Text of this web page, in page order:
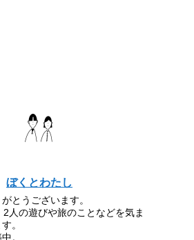
ぼくとわたし
とうございます。
人の遊びや旅のことなどを気ま
。
。